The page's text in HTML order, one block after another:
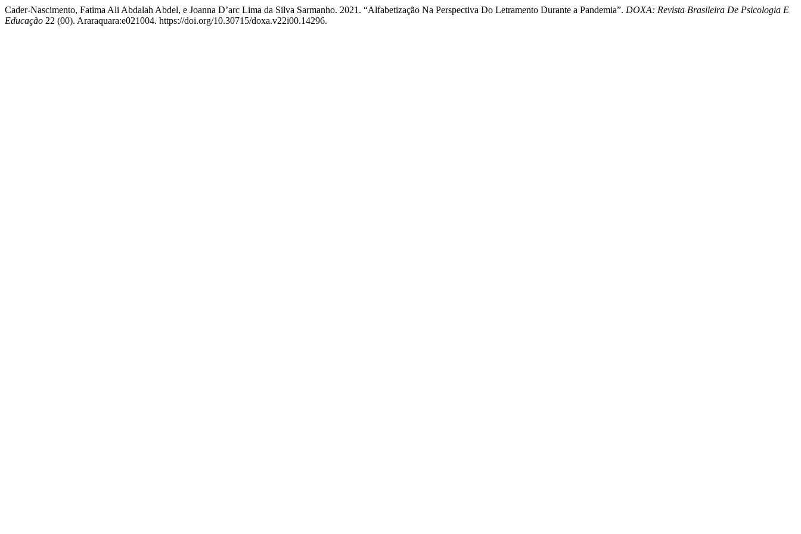
Cader-Nascimento, Fatima Ali Abdalah Abdel, e Joanna D’arc Lima da Silva Sarmanho. 2021. “Alfabetização Na Perspectiva Do Letramento Durante a Pandemia”. DOXA: Revista Brasileira De Psicologia E
Educação 22 (00). Araraquara:e021004. https://doi.org/10.30715/doxa.v22i00.14296.